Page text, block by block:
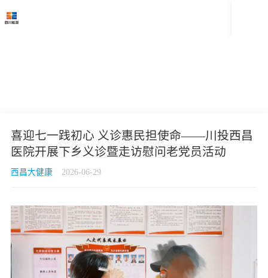
喜迎七一践初心 义诊惠民担使命——川投西昌
医院开展下乡义诊暨走访慰问老党员活动
西昌大健康 2026-06-29